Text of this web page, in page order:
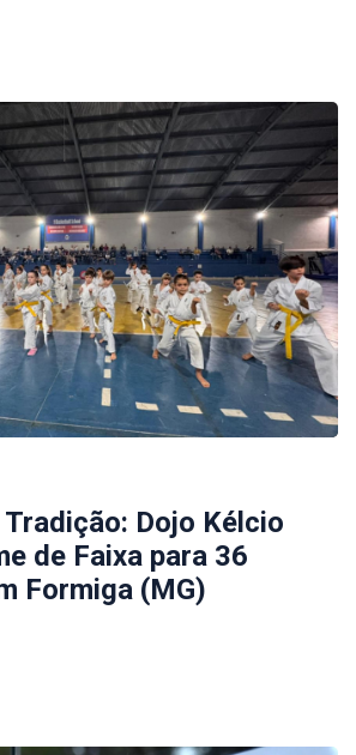
Dojo Kélcio
de Faixa para 36
Formiga (MG)